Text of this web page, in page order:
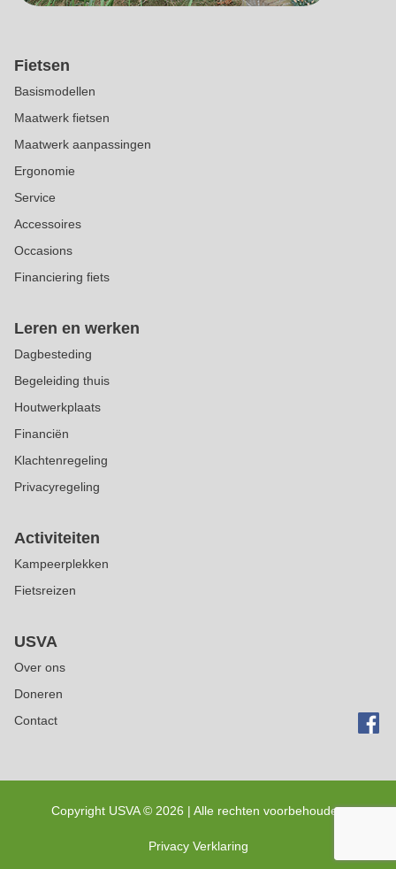
Fietsen
Basismodellen
Maatwerk fietsen
Maatwerk aanpassingen
Ergonomie
Service
Accessoires
Occasions
Financiering fiets
Leren en werken
Dagbesteding
Begeleiding thuis
Houtwerkplaats
Financiën
Klachtenregeling
Privacyregeling
Activiteiten
Kampeerplekken
Fietsreizen
USVA
Over ons
Doneren
Contact
Copyright USVA © 2026 | Alle rechten voorbehouden
Privacy Verklaring